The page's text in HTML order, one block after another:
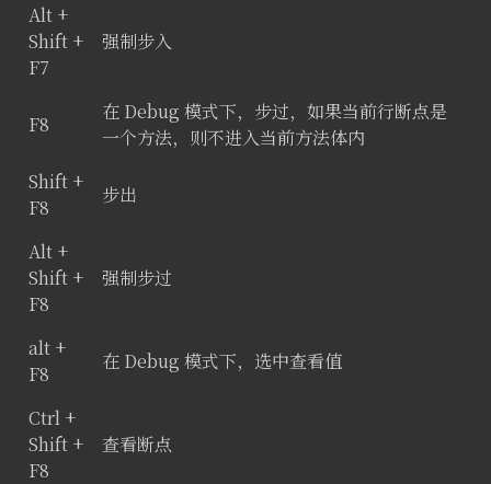
Alt +
Shift +
F7
强制步入
F8
在 Debug 模式下，步过，如果当前行断点是
一个方法，则不进入当前方法体内
Shift +
F8
步出
Alt +
Shift +
F8
强制步过
alt +
F8
在 Debug 模式下，选中查看值
Ctrl +
Shift +
F8
查看断点